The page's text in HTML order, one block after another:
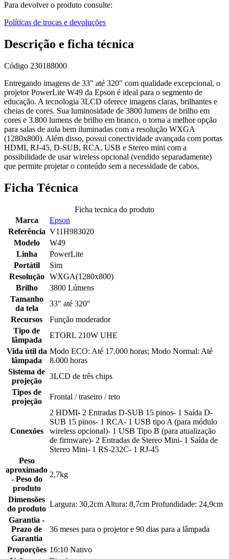
Para devolver o produto consulte:
Políticas de trocas e devoluções
Descrição e ficha técnica
Código 230188000
Entregando imagens de 33" até 320" com qualidade excepcional, o
projetor PowerLite W49 da Epson é ideal para o segmento de
educação. A tecnologia 3LCD oferece imagens claras, brilhantes e
cheias de cores. Sua luminosidade de 3800 lumens de brilho em
cores e 3.800 lumens de brilho em branco, o torna a melhor opção
para salas de aula bem iluminadas com a resolução WXGA
(1280x800). Além disso, possui conectividade avançada com portas
HDMI, RJ-45, D-SUB, RCA, USB e Stereo mini com a
possibilidade de usar wireless opcional (vendido separadamente)
que permite projetar o conteúdo sem a necessidade de cabos.
Ficha Técnica
Ficha tecnica do produto
Marca
Epson
Referência V11H983020
Modelo
W49
Linha
PowerLite
Portátil
Sim
Resolução
WXGA(1280x800)
Brilho
3800 Lúmens
Tamanho
da tela
33" até 320"
Recursos
Função moderador
Tipo de
lâmpada
ETORL 210W UHE
Vida útil da
lâmpada
Modo ECO: Até 17.000 horas; Modo Normal: Até
8.000 horas
Sistema de
projeção
3LCD de três chips
Tipos de
projeção
Frontal / traseiro / teto
Conexões
2 HDMI- 2 Entradas D-SUB 15 pinos- 1 Saída D-
SUB 15 pinos- 1 RCA- 1 USB tipo A (para módulo
wireless opcional)- 1 USB Tipo B (para atualização
de firmware)- 2 Entradas de Stereo Mini- 1 Saída de
Stereo Mini- 1 RS-232C- 1 RJ-45
Peso
aproximado
- Peso do
produto
2,7kg
Dimensões
do produto
Largura: 30,2cm Altura: 8,7cm Profundidade: 24,9cm
Garantia -
Prazo de
Garantia
36 meses para o projetor e 90 dias para a lâmpada
Proporções 16:10 Nativo